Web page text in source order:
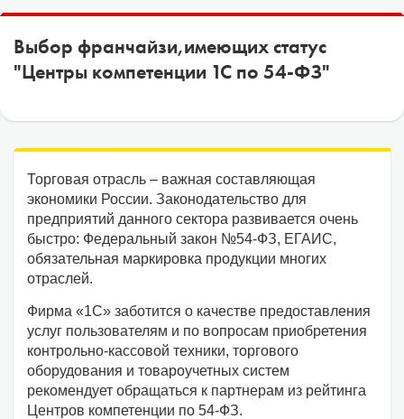
Выбор франчайзи,имеющих статус
"Центры компетенции 1С по 54-ФЗ"
Торговая отрасль – важная составляющая
экономики России. Законодательство для
предприятий данного сектора развивается очень
быстро: Федеральный закон №54-ФЗ, ЕГАИС,
обязательная маркировка продукции многих
отраслей.
Фирма «1С» заботится о качестве предоставления
услуг пользователям и по вопросам приобретения
контрольно-кассовой техники, торгового
оборудования и товароучетных систем
рекомендует обращаться к партнерам из рейтинга
Центров компетенции по 54-ФЗ.